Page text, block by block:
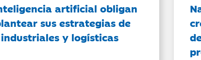
artificial obligan
sus estrategias de
y logísticas